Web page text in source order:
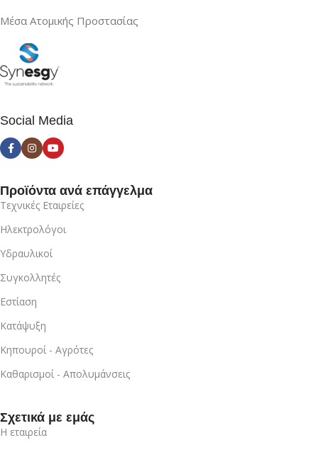
Μέσα Ατομικής Προστασίας
Social Media
Προϊόντα ανά επάγγελμα
Τεχνικές Εταιρείες
Ηλεκτρολόγοι
Υδραυλικοί
Συγκολλητές
Εστίαση
Κατάψυξη
Κηπουροί - Αγρότες
Καθαρισμοί - Απολυμάνσεις
Σχετικά με εμάς
Η εταιρεία